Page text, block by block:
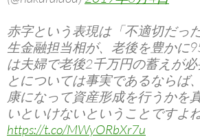
赤字という表現は「不適切だっ
生金融担当相が、老後を豊かに
は夫婦で老後2千万円の蓄えが
とについては事実であるならば
康になって資産形成を行うかを
いといけないということですよね
https://t.co/MWyORbXr7u